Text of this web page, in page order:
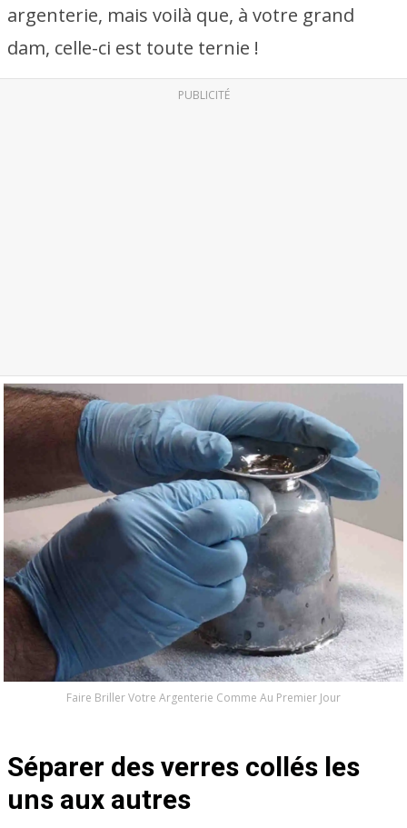
argenterie, mais voilà que, à votre grand
dam, celle-ci est toute ternie !
PUBLICITÉ
Faire Briller Votre Argenterie Comme Au Premier Jour
Séparer des verres collés les
uns aux autres